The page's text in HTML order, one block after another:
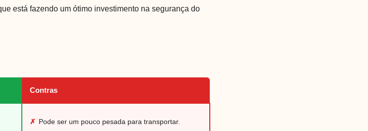
está fazendo um ótimo investimento na segurança do
Contras
✗ Pode ser um pouco pesada para transportar.